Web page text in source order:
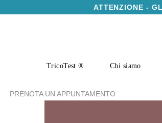
ATTENZIONE -
TricoTest ® Chi siamo
PRENOTA UN APPUNTAMENTO